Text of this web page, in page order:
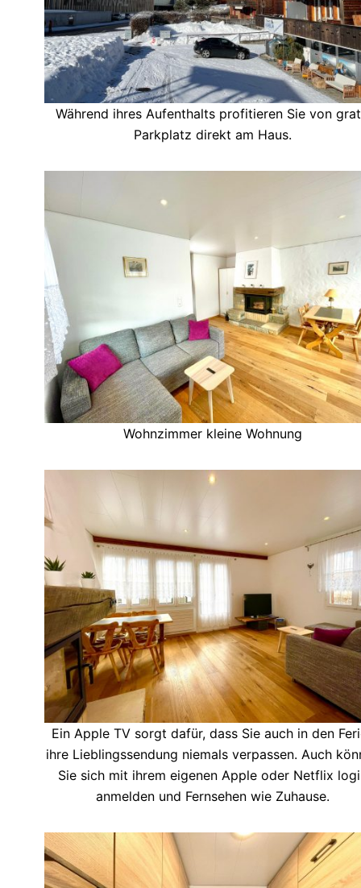
Während ihres Aufenthalts profitieren Sie von
Parkplatz direkt am Haus.
Wohnzimmer kleine Wohnung
Ein Apple TV sorgt dafür, dass Sie auch in den
ihre Lieblingssendung niemals verpassen. Auch
Sie sich mit ihrem eigenen Apple oder Netflix
anmelden und Fernsehen wie Zuhause.